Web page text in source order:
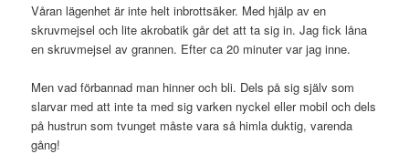
Våran lägenhet är inte helt inbrottsäker. Med hjälp av en
skruvmejsel och lite akrobatik går det att ta sig in. Jag fick låna
en skruvmejsel av grannen. Efter ca 20 minuter var jag inne.
Men vad förbannad man hinner och bli. Dels på sig själv som
slarvar med att inte ta med sig varken nyckel eller mobil och dels
på hustrun som tvunget måste vara så himla duktig, varenda
gång!